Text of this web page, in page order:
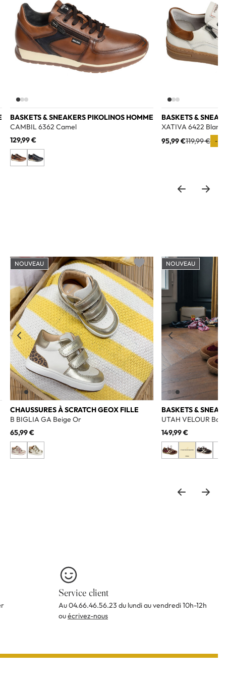
BASKETS & SNEAKERS PIKOLINOS HOMME
CAMBIL 6362 Camel
129,99 €
BASKETS &
XATIVA 6422 Blanc
95,99 €119,99 € -
wishlist
CHAUSSURES À SCRATCH GEOX FILLE
B BIGLIA GA Beige Or
65,99 €
NOUVEAU
Add to wishlist
BASKETS &
UTAH VELOUR
149,99 €
NOUVEAU
Service client
Au 04.66.46.56.23 du lundi au vendredi 10h-12h
ouécrivez-nous